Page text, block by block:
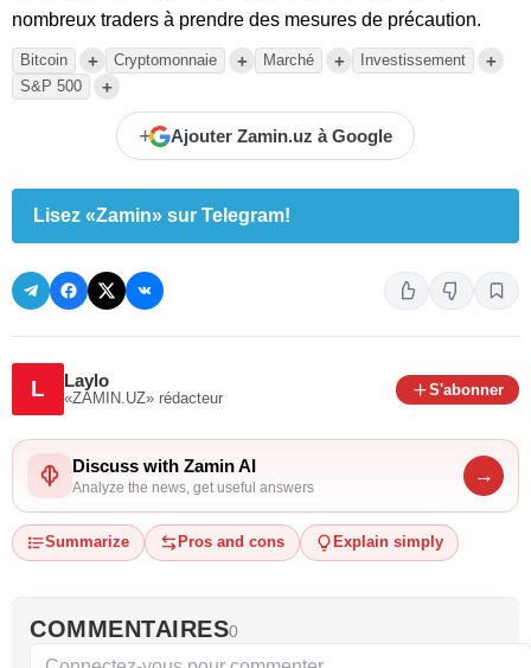
nombreux traders à prendre des mesures de précaution.
Bitcoin + Cryptomonnaie + Marché + Investissement +
S&P 500 +
+ Ajouter Zamin.uz à Google
Lisez «Zamin» sur Telegram!
L Laylo
«ZAMIN.UZ» rédacteur
S'abonner
Discuss with Zamin AI
Analyze the news, get useful answers
→
Summarize Pros and cons Explain simply
COMMENTAIRES0